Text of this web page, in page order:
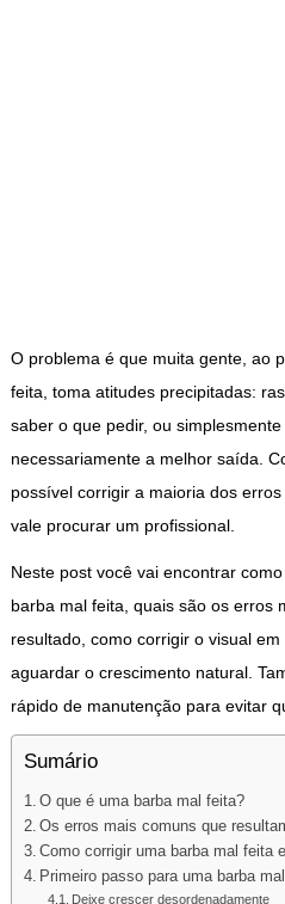
O problema é que muita gente, ao
feita, toma atitudes precipitadas:
saber o que pedir, ou
necessariamente a melhor saída.
possível corrigir a maioria dos
vale procurar um profissional.
Neste post você vai encontrar
barba mal feita, quais são os erros
resultado, como corrigir o visual
aguardar o crescimento natural.
rápido de manutenção para evitar
Sumário
O que é uma barba mal feita?
Os erros mais comuns que
Como corrigir uma barba mal feita
Primeiro passo para uma barba
Deixe crescer desordenadamente